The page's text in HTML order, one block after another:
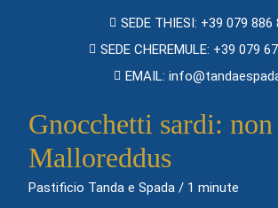
SEDE THIESI: +39 079 886
SEDE CHEREMULE: +39 079
EMAIL:
Gnocchetti sardi:
Malloreddus
Pastificio Tanda e Spada / 1 minute